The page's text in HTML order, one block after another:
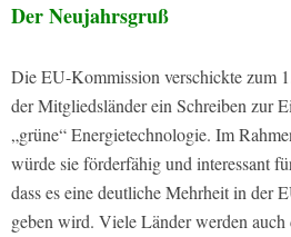
Der Neujahrsgruß
Die EU-Kommission verschickte zum
der Mitgliedsländer ein Schreiben zur
„grüne“ Energietechnologie. Im
würde sie förderfähig und interessant
dass es eine deutliche Mehrheit in der
geben wird. Viele Länder werden auch